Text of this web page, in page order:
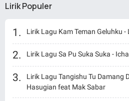
Lirik Populer
Lirik Lagu Kam Teman Geluhku -
Lirik Lagu Sa Pu Suka Suka -
Lirik Lagu Tangishu Tu Damang
Hasugian feat Mak Sabar